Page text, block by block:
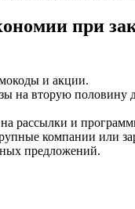
при
и акции.
на вторую половину
рассылки и
компании или
предложений.